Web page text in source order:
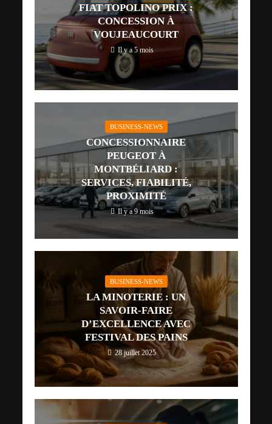
FIAT TOPOLINO PRIX :
CONCESSION À
VOUJEAUCOURT
Il y a 5 mois
BUSINESS-NEWS
CONCESSIONNAIRE
PEUGEOT À
MONTBÉLIARD :
SERVICES, FIABILITÉ,
PROXIMITÉ
Il y a 9 mois
BUSINESS-NEWS
LA MINOTERIE : UN
SAVOIR-FAIRE
D’EXCELLENCE AVEC
FESTIVAL DES PAINS
28 juillet 2025